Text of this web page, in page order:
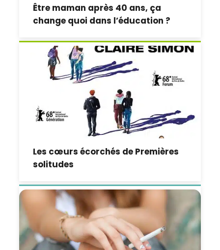
Être maman après 40 ans, ça
change quoi dans l’éducation ?
Les cœurs écorchés de Premières
solitudes